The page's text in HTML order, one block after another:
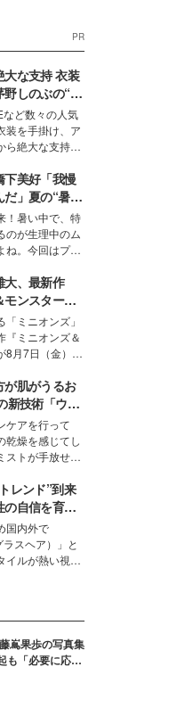
PR
大な支持 衣装
しのぶの“可
＜「シチズン
ンタビュー＞
ど数々の人気
装を手掛け、ア
ら絶大な支持を
ィブディレク
一人ひとりの
魅力を引き出す
の女性たちに勇
ている。
美好「我慢
だ」夏の“暑さ
択肢とは？
！暑い中で、特
のが生理中のム
ね。今回はプラ
さんと橋下美
音で女子会トー
を快適に過ご
感動した夏の
迫りました。
大、最新作
モンスター
ハチャメチャ
情と絆”に感
ミニオンズ」
『ミニオンズ＆
8月7日（金）に
共通点を持つモ
雄大の特別対
れの視点か
魅力や予想外
奥深いストーリ
り合ってもらっ
が肌がうるお
新技術「ウォ
リングスキ
スキンケア
予感
ケアを行って
乾燥を感じてし
ストが手放せな
く変える可能
的な「Water
ォーターキャ
ン：捕水肌）」
築した。
レンド”到来
自信を育む
って？
国内外で
ラスヘア）」と
イルが熱い視線
の美しさ”に改
増えている様
な憧れの艶やか
、美容好きの
嶌果歩の写真集
も「必要に応じ